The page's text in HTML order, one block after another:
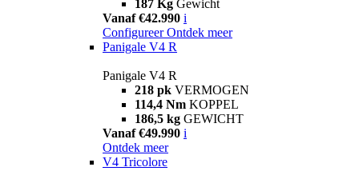
187 Kg Gewicht
Vanaf €42.990 i
Configureer Ontdek meer
Panigale V4 R
Panigale V4 R
218 pk VERMOGEN
114,4 Nm KOPPEL
186,5 kg GEWICHT
Vanaf €49.990 i
Ontdek meer
V4 Tricolore